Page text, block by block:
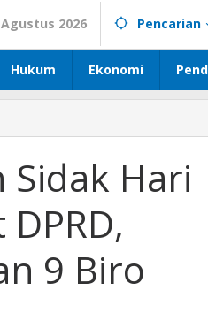
2026 Pencarian
Hukum Ekonomi
Hari
9 Biro